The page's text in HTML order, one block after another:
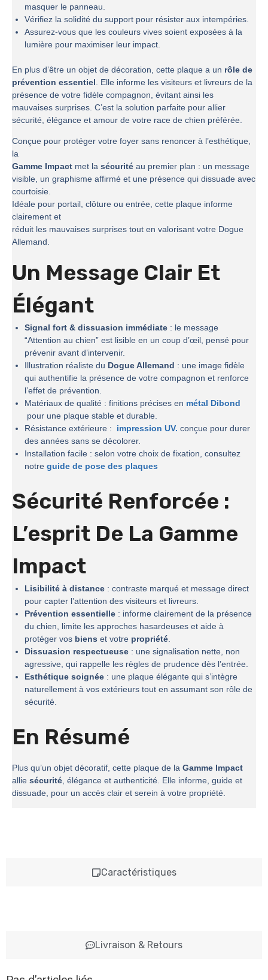
Caractéristiques
Livraison & Retours
masquer le panneau.
Vérifiez la solidité du support pour résister aux intempéries.
Assurez-vous que les couleurs vives soient exposées à la
lumière pour maximiser leur impact.
En plus d’être un objet de décoration, cette plaque a un rôle de
prévention essentiel. Elle informe les visiteurs et livreurs de la
présence de votre fidèle compagnon, évitant ainsi les
mauvaises surprises. C’est la solution parfaite pour allier
sécurité, élégance et amour de votre race de chien préférée.
Conçue pour protéger votre foyer sans renoncer à l’esthétique,
la
Gamme Impact met la sécurité au premier plan : un message
visible, un graphisme affirmé et une présence qui dissuade avec
courtoisie.
Idéale pour portail, clôture ou entrée, cette plaque informe
clairement et
réduit les mauvaises surprises tout en valorisant votre Dogue
Allemand.
Un Message Clair Et
Élégant
Signal fort & dissuasion immédiate : le message
“Attention au chien” est lisible en un coup d’œil, pensé pour
prévenir avant d’intervenir.
Illustration réaliste du Dogue Allemand : une image fidèle
qui authentifie la présence de votre compagnon et renforce
l’effet de prévention.
Matériaux de qualité : finitions précises en métal Dibond
pour une plaque stable et durable.
Résistance extérieure :
impression UV. conçue pour durer
des années sans se décolorer.
Installation facile : selon votre choix de fixation, consultez
notre guide de pose des plaques
Sécurité Renforcée :
L’esprit De La Gamme
Impact
Lisibilité à distance : contraste marqué et message direct
pour capter l’attention des visiteurs et livreurs.
Prévention essentielle : informe clairement de la présence
du chien, limite les approches hasardeuses et aide à
protéger vos biens et votre propriété.
Dissuasion respectueuse : une signalisation nette, non
agressive, qui rappelle les règles de prudence dès l’entrée.
Esthétique soignée : une plaque élégante qui s’intègre
naturellement à vos extérieurs tout en assumant son rôle de
sécurité.
En Résumé
Plus qu’un objet décoratif, cette plaque de la Gamme Impact
allie sécurité, élégance et authenticité. Elle informe, guide et
dissuade, pour un accès clair et serein à votre propriété.